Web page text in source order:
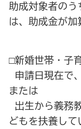
助成対象者のう
は、助成金が加
□新婚世帯・子
申請日現在で
または
出生から義務
どもを扶養し